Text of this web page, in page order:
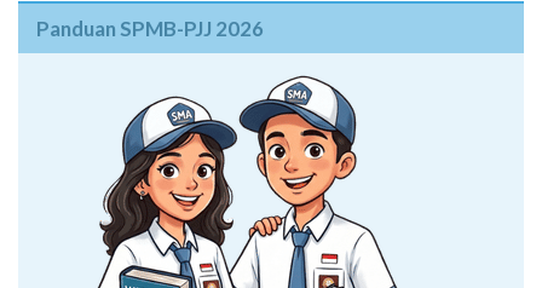
Panduan SPMB-PJJ 2026